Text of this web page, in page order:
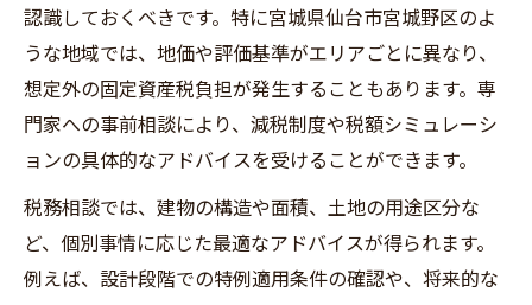
認識しておくべきです。特に宮城県仙台市宮城野区のよ
うな地域では、地価や評価基準がエリアごとに異なり、
想定外の固定資産税負担が発生することもあります。専
門家への事前相談により、減税制度や税額シミュレーシ
ョンの具体的なアドバイスを受けることができます。
税務相談では、建物の構造や面積、土地の用途区分な
ど、個別事情に応じた最適なアドバイスが得られます。
例えば、設計段階での特例適用条件の確認や、将来的な